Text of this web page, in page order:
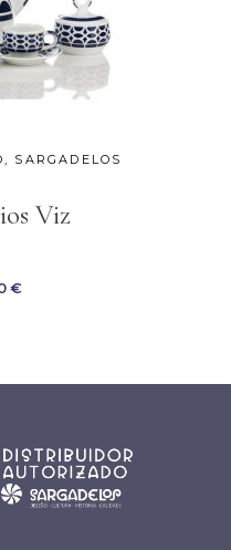
, SARGADELOS
Viz
€